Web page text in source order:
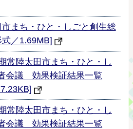
まち・ひと・しごと創生総
／1.69MB]
常陸太田市まち・ひと・し
会議 効果検証結果一覧
常陸太田市まち・ひと・し
会議 効果検証結果一覧